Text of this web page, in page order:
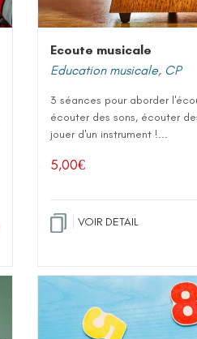
Ecoute musicale
Education musicale, CP
3 séances pour aborder
écouter des sons, écouter
jouer d'un instrument !...
5,00€
VOIR DETAIL